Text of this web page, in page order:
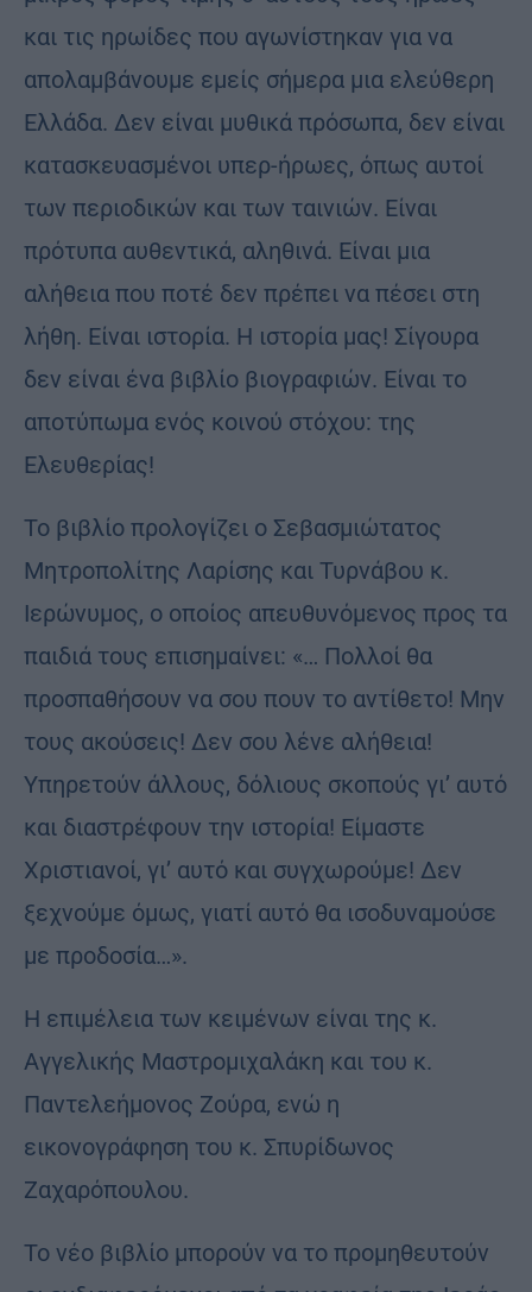
και τις ηρωίδες που αγωνίστηκαν για να
απολαμβάνουμε εμείς σήμερα μια ελεύθερη
Ελλάδα. Δεν είναι μυθικά πρόσωπα, δεν είναι
κατασκευασμένοι υπερ-ήρωες, όπως αυτοί
των περιοδικών και των ταινιών. Είναι
πρότυπα αυθεντικά, αληθινά. Είναι μια
αλήθεια που ποτέ δεν πρέπει να πέσει στη
λήθη. Είναι ιστορία. Η ιστορία μας! Σίγουρα
δεν είναι ένα βιβλίο βιογραφιών. Είναι το
αποτύπωμα ενός κοινού στόχου: της
Ελευθερίας!
Το βιβλίο προλογίζει ο Σεβασμιώτατος
Μητροπολίτης Λαρίσης και Τυρνάβου κ.
Ιερώνυμος, ο οποίος απευθυνόμενος προς τα
παιδιά τους επισημαίνει: «… Πολλοί θα
προσπαθήσουν να σου πουν το αντίθετο! Μην
τους ακούσεις! Δεν σου λένε αλήθεια!
Υπηρετούν άλλους, δόλιους σκοπούς γι’ αυτό
και διαστρέφουν την ιστορία! Είμαστε
Χριστιανοί, γι’ αυτό και συγχωρούμε! Δεν
ξεχνούμε όμως, γιατί αυτό θα ισοδυναμούσε
με προδοσία…».
Η επιμέλεια των κειμένων είναι της κ.
Αγγελικής Μαστρομιχαλάκη και του κ.
Παντελεήμονος Ζούρα, ενώ η
εικονογράφηση του κ. Σπυρίδωνος
Ζαχαρόπουλου.
Το νέο βιβλίο μπορούν να το προμηθευτούν